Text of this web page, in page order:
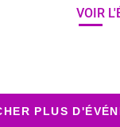
VOIR
PLUS